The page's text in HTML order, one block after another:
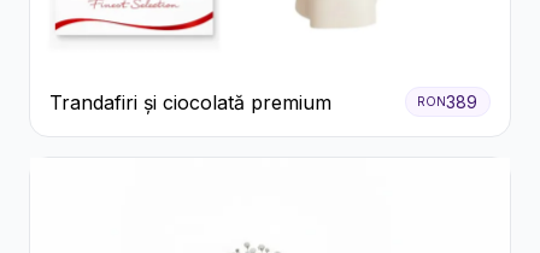
Trandafiri și ciocolată premium RON389